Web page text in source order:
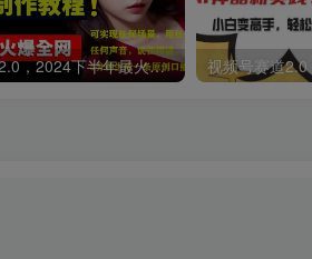
数字人2.0，2024下半年最火项目，无限免费生成视频，可实现任何场景，用任何形象，任何声音，说任何话，5分钟生成一条原创口播视频。